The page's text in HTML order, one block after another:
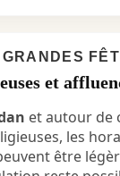
et
et autour de
les
être